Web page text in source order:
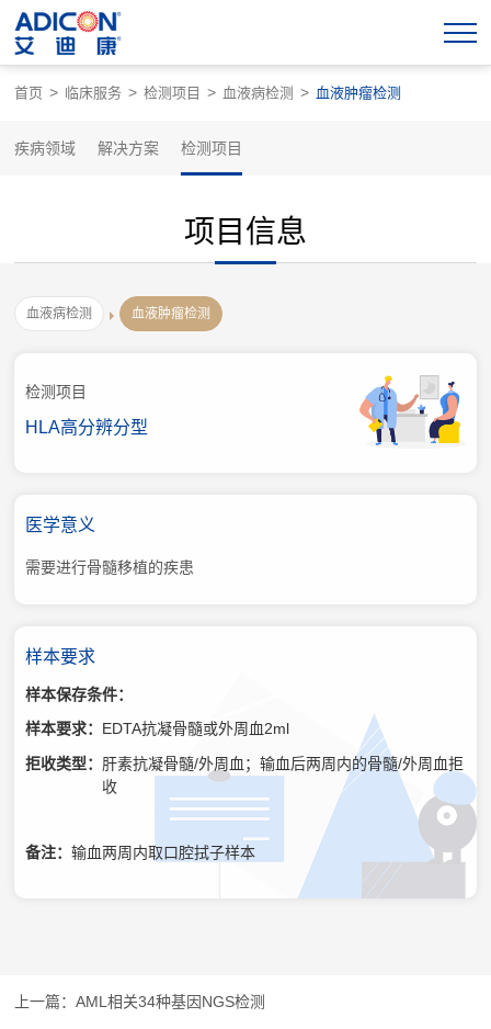
首页 > 临床服务 > 检测项目 > 血液病检测 > 血液肿瘤检测
疾病领域 解决方案 检测项目
项目信息
血液病检测 血液肿瘤检测
检测项目
HLA高分辨分型
医学意义
需要进行骨髓移植的疾患
样本要求
样本保存条件：
样本要求： EDTA抗凝骨髓或外周血2ml
拒收类型： 肝素抗凝骨髓/外周血；输血后两周内的骨髓/外周血拒
收
备注：输血两周内取口腔拭子样本
AML相关34种基因NGS检测